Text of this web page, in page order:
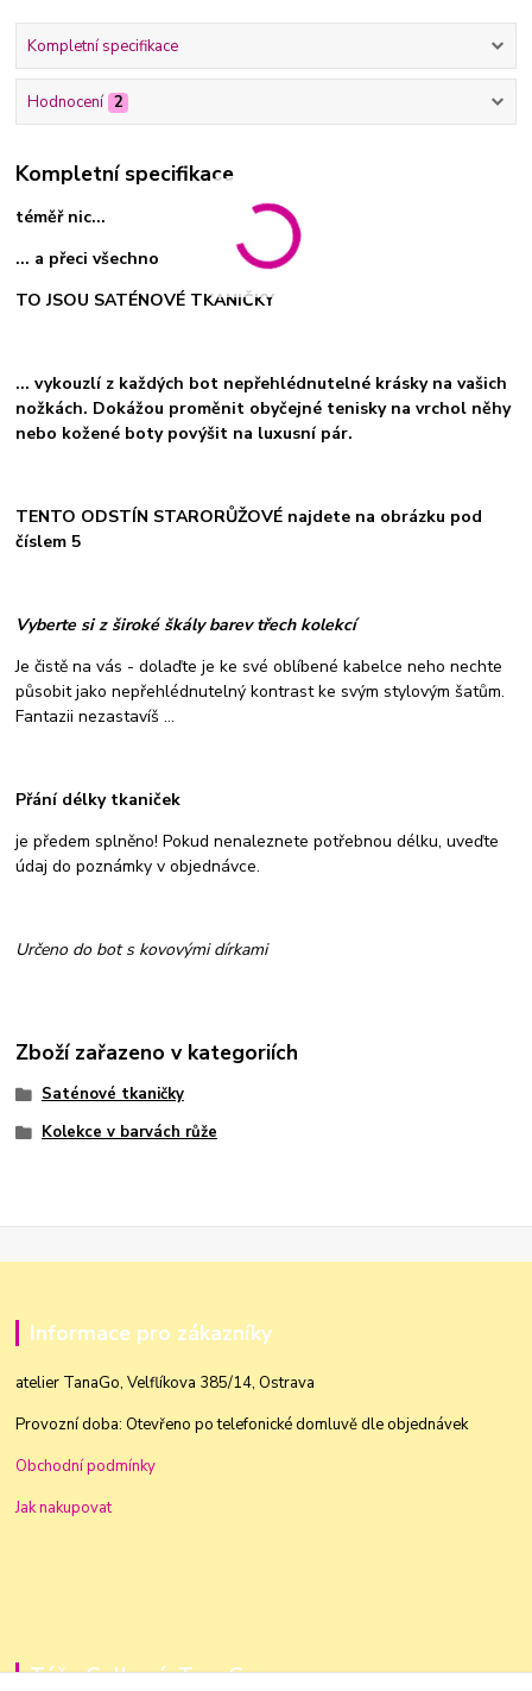
Kompletní specifikace
Hodnocení 2
Kompletní specifikace
téměř nic...
... a přeci všechno
TO JSOU SATÉNOVÉ TKANIČKY
... vykouzlí z každých bot nepřehlédnutelné krásky na vašich
nožkách. Dokážou proměnit obyčejné tenisky na vrchol něhy
nebo kožené boty povýšit na luxusní pár.
TENTO ODSTÍN STARORŮŽOVÉ najdete na obrázku pod
číslem 5
Vyberte si z široké škály barev třech kolekcí
Je čistě na vás - dolaďte je ke své oblíbené kabelce neho nechte
působit jako nepřehlédnutelný kontrast ke svým stylovým šatům.
Fantazii nezastavíš ...
Přání délky tkaniček
je předem splněno! Pokud nenaleznete potřebnou délku, uveďte
údaj do poznámky v objednávce.
Určeno do bot s kovovými dírkami
Zboží zařazeno v kategoriích
Saténové tkaničky
Kolekce v barvách růže
Informace pro zákazníky
atelier TanaGo, Velflíkova 385/14, Ostrava
Provozní doba: Otevřeno po telefonické domluvě dle objednávek
Obchodní podmínky
Jak nakupovat
Táňa Golková, TanaGo